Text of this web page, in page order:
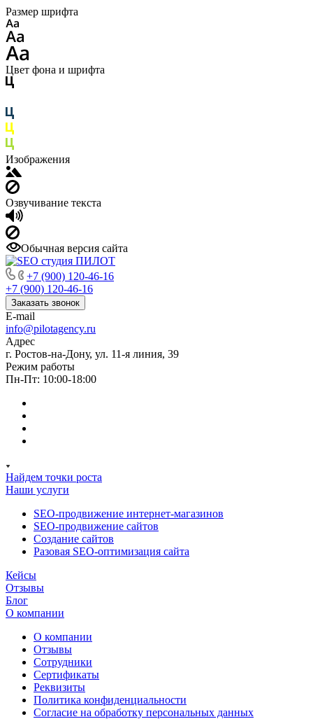
Размер шрифта
Цвет фона и шрифта
Изображения
Озвучивание текста
Обычная версия сайта
+7 (900) 120-46-16
+7 (900) 120-46-16
Заказать звонок
E-mail
info@pilotagency.ru
Адрес
г. Ростов-на-Дону, ул. 11-я линия, 39
Режим работы
Пн-Пт: 10:00-18:00
Найдем точки роста
Наши услуги
SEO-продвижение интернет-магазинов
SEO-продвижение сайтов
Создание сайтов
Разовая SEO-оптимизация сайта
Кейсы
Отзывы
Блог
О компании
О компании
Отзывы
Сотрудники
Сертификаты
Реквизиты
Политика конфиденциальности
Согласие на обработку персональных данных